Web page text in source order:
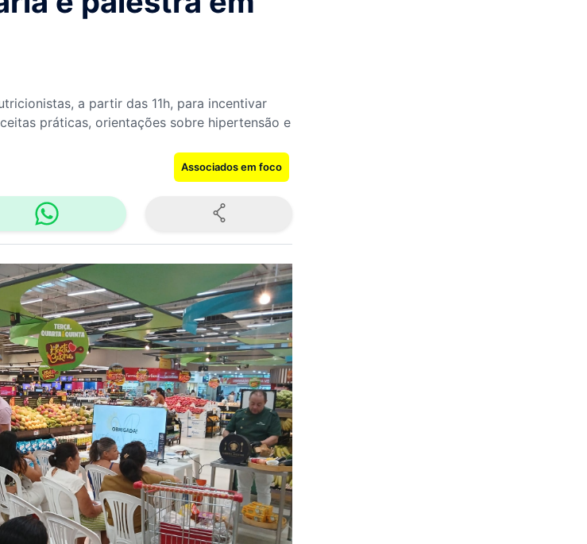
a partir das 11h, para incentivar
práticas, orientações sobre hipertensão e
Associados em foco